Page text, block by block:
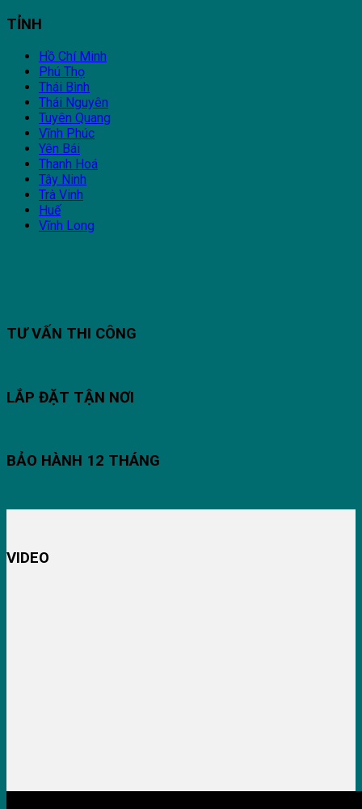
TỈNH
Hồ Chí Minh
Phú Thọ
Thái Bình
Thái Nguyên
Tuyên Quang
Vĩnh Phúc
Yên Bái
Thanh Hoá
Tây Ninh
Trà Vinh
Huế
Vĩnh Long
TƯ VẤN THI CÔNG
LẮP ĐẶT TẬN NƠI
BẢO HÀNH 12 THÁNG
VIDEO